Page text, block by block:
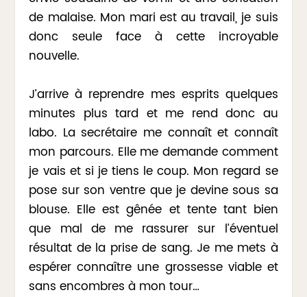
de malaise. Mon mari est au travail, je suis
donc seule face à cette incroyable
nouvelle.
J’arrive à reprendre mes esprits quelques
minutes plus tard et me rend donc au
labo. La secrétaire me connaît et connaît
mon parcours. Elle me demande comment
je vais et si je tiens le coup. Mon regard se
pose sur son ventre que je devine sous sa
blouse. Elle est gênée et tente tant bien
que mal de me rassurer sur l’éventuel
résultat de la prise de sang. Je me mets à
espérer connaître une grossesse viable et
sans encombres à mon tour…